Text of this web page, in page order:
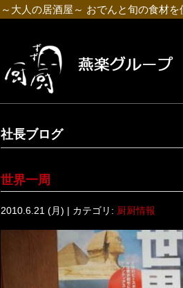
～大人の居酒屋～ おでんと旬の食材
社長ブログ
世界一周
2010.6.21 (月) | カテゴリ: 厨厨情報